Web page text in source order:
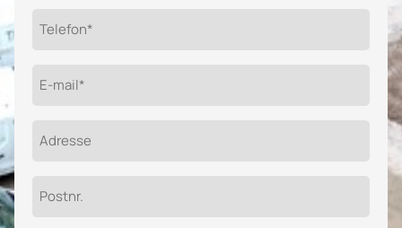
(Påkrævet)
mail